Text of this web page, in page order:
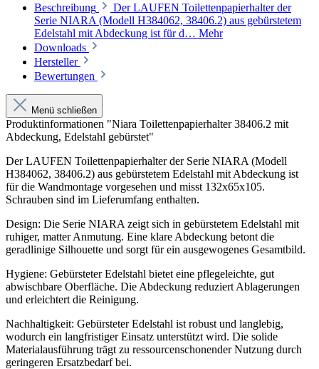
Beschreibung
Der LAUFEN Toilettenpapierhalter der
Serie NIARA (Modell H384062, 38406.2) aus gebürstetem
Edelstahl mit Abdeckung ist für d… Mehr
Downloads
Hersteller
Bewertungen
Menü schließen
Produktinformationen "Niara Toilettenpapierhalter 38406.2 mit
Abdeckung, Edelstahl gebürstet"
Der LAUFEN Toilettenpapierhalter der Serie NIARA (Modell
H384062, 38406.2) aus gebürstetem Edelstahl mit Abdeckung ist
für die Wandmontage vorgesehen und misst 132x65x105.
Schrauben sind im Lieferumfang enthalten.
Design: Die Serie NIARA zeigt sich in gebürstetem Edelstahl mit
ruhiger, matter Anmutung. Eine klare Abdeckung betont die
geradlinige Silhouette und sorgt für ein ausgewogenes Gesamtbild.
Hygiene: Gebürsteter Edelstahl bietet eine pflegeleichte, gut
abwischbare Oberfläche. Die Abdeckung reduziert Ablagerungen
und erleichtert die Reinigung.
Nachhaltigkeit: Gebürsteter Edelstahl ist robust und langlebig,
wodurch ein langfristiger Einsatz unterstützt wird. Die solide
Materialausführung trägt zu ressourcenschonender Nutzung durch
geringeren Ersatzbedarf bei.